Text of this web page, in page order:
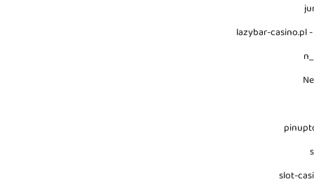
lazybar-casino.pl
slot-